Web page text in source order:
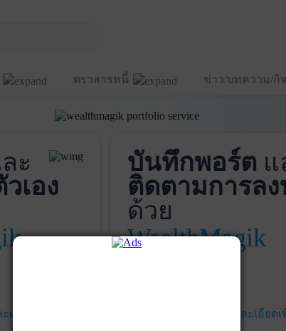
ตราสารหนี้ ข่าว/บทความ/กิ
ะ
เอง
เอียดเพิ่มเติม
บันทึกพอร์ต แ
ติดตามการล
ด้วย
WealthMagik
รายละเอียด